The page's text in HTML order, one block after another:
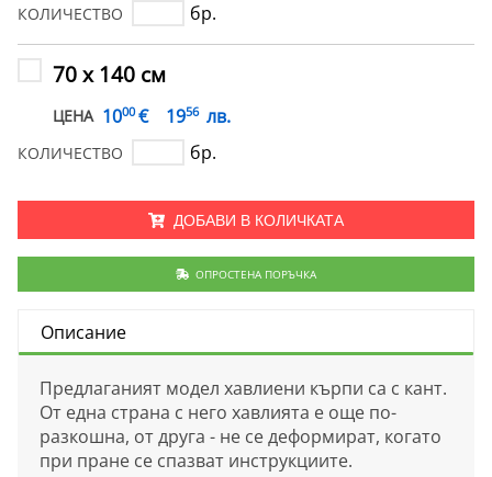
КОЛИЧЕСТВО бр.
70 х 140 см
ЦЕНА 1000 € 1956 лв.
КОЛИЧЕСТВО бр.
ДОБАВИ В КОЛИЧКАТА
ОПРОСТЕНА ПОРЪЧКА
Описание
Предлаганият модел хавлиени кърпи са с кант.
От една страна с него хавлията е още по-
разкошна, от друга - не се деформират, когато
при пране се спазват инструкциите.